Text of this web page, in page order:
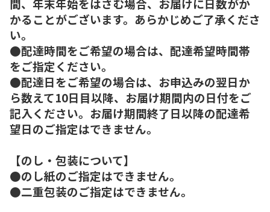
かることがございます。あらかじめご了承くださ
い。
●配達時間をご希望の場合は、配達希望時間帯
をご指定ください。
●配達日をご希望の場合は、お申込みの翌日か
ら数えて10日目以降、お届け期間内の日付をご
記入ください。お届け期間終了日以降の配達希
望日のご指定はできません。
【のし・包装について】
●のし紙のご指定はできません。
●二重包装のご指定はできません。